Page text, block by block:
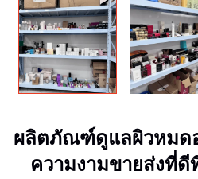
ผลิตภัณฑ์ดูแลผิวหมด
ความงามขายส่งที่ดี